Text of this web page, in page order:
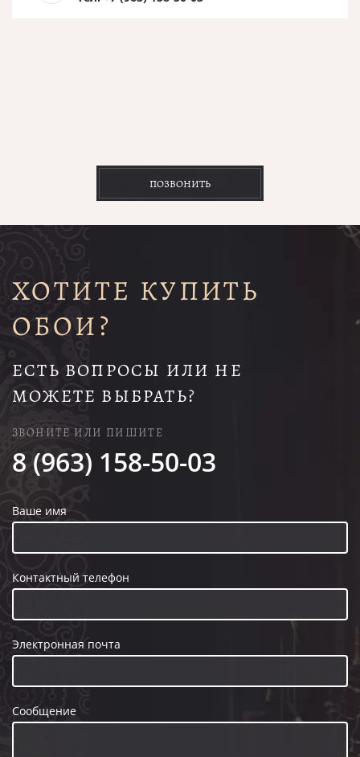
ПОЗВОНИТЬ
ХОТИТЕ КУПИТЬ
ОБОИ?
ЕСТЬ ВОПРОСЫ ИЛИ НЕ
МОЖЕТЕ ВЫБРАТЬ?
ЗВОНИТЕ ИЛИ ПИШИТЕ
8 (963) 158-50-03
Ваше имя
Контактный телефон
Электронная почта
Сообщение